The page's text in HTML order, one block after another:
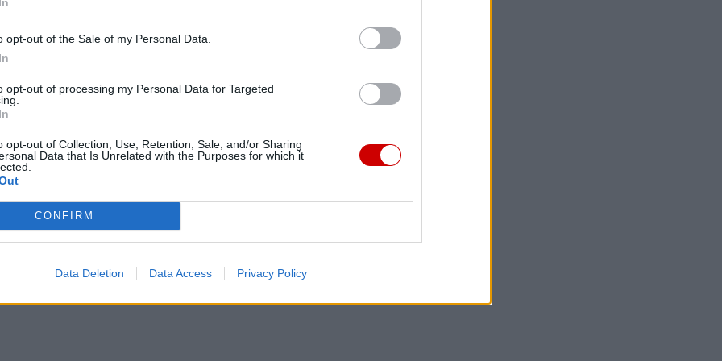
opt-out of the Sale of my Personal Data.
opt-out of processing my Personal Data for Targeted
opt-out of Collection, Use, Retention, Sale, and/or Sharing
Data that Is Unrelated with the Purposes for which it
CONFIRM
Data Deletion Data Access Privacy Policy
charyzmatów na dwie części. Pierwsza mówi o
rozeznawaniu we wspólnotach chrześcijańskich.
Papież chce dostrzegać działanie Ducha Świętego
Pewnym świadectwem dostrzegania
już elementów uświęcenia i działania łaski poza
on w XVIII wieku zdanie jansenistów, którzy
że poza Kościołem Bóg nie udziela żadnej
element papieskiej intencji modlitewnej.
Kościoła katolickiego. Według katolickiej
po śmierci ostatniego z apostołów, ale wciąż
Kościele jest liturgia, a raczej trzeba